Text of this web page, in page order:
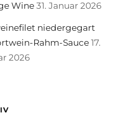
Wine 31. Januar 2026
niedergegart
Rahm-Sauce 17.
2026